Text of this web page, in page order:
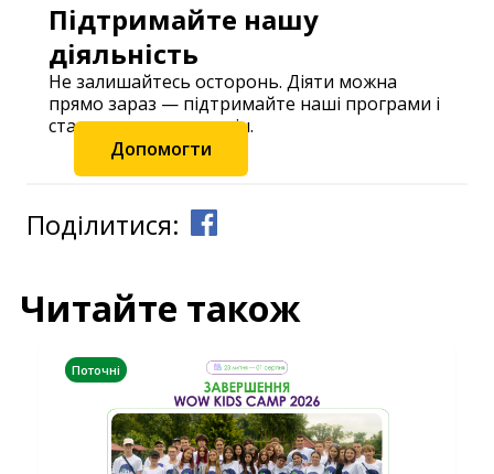
Підтримайте нашу
діяльність
Не залишайтесь осторонь. Діяти можна
прямо зараз — підтримайте наші програми і
станьте частиною змін.
Допомогти
Поділитися:
Читайте також
Поточні